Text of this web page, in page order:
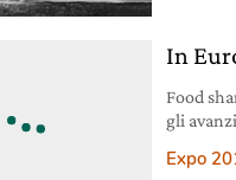
In
Food
gli
del cibo
Expo